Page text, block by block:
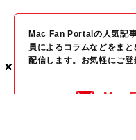
×
×
×
Mac Fan Portalの人気記
員によるコラムなどをま
配信します。お気軽にご登
Mac